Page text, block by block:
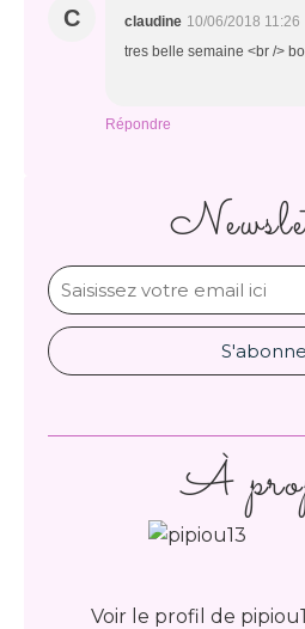
C claudine 10/06/2018 11:26
tres belle semaine <br />
Répondre
À
Voir le profil de